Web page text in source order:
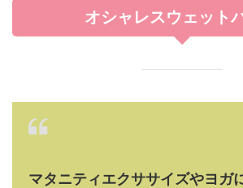
オシャレスウェット
マタニティエクササイズやヨガ